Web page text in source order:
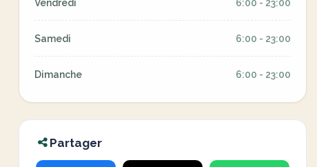
Vendredi 6:00 - 23:00
Samedi 6:00 - 23:00
Dimanche 6:00 - 23:00
Partager